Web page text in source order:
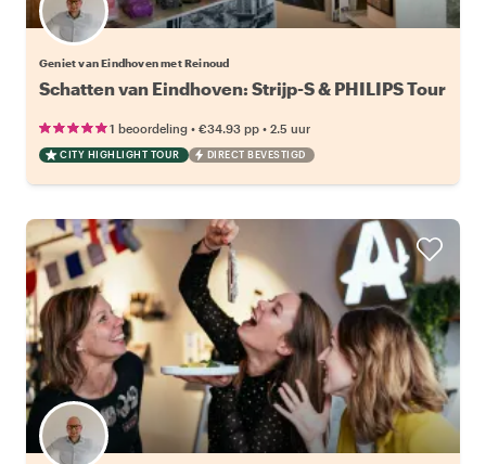
Geniet van Eindhoven met Reinoud
Schatten van Eindhoven: Strijp-S & PHILIPS Tour
1 beoordeling • €34.93 pp • 2.5 uur
CITY HIGHLIGHT TOUR DIRECT BEVESTIGD